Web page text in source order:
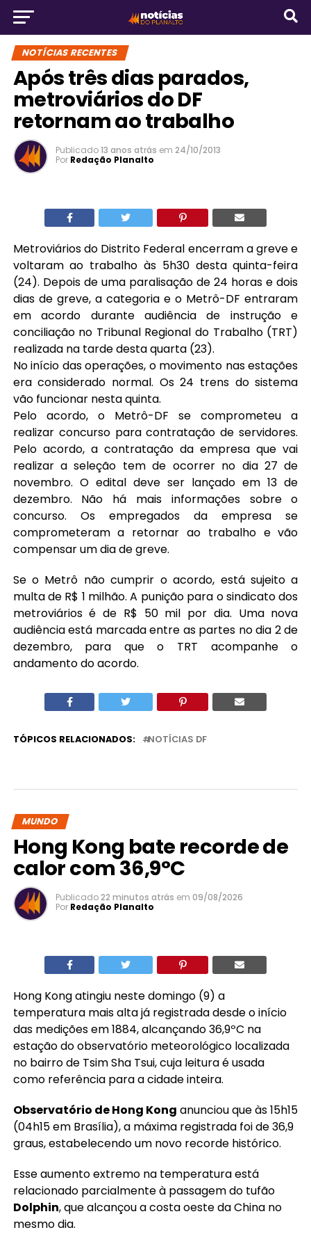
NOTÍCIAS RECENTES
Após três dias parados,
metroviários do DF
retornam ao trabalho
Publicado13 anos atrás em 24/10/2013
Por Redação Planalto
Metroviários do Distrito Federal encerram a greve e
voltaram ao trabalho às 5h30 desta quinta-feira
(24). Depois de uma paralisação de 24 horas e dois
dias de greve, a categoria e o Metrô-DF entraram
em acordo durante audiência de instrução e
conciliação no Tribunal Regional do Trabalho (TRT)
realizada na tarde desta quarta (23).
No início das operações, o movimento nas estações
era considerado normal. Os 24 trens do sistema
vão funcionar nesta quinta.
Pelo acordo, o Metrô-DF se comprometeu a
realizar concurso para contratação de servidores.
Pelo acordo, a contratação da empresa que vai
realizar a seleção tem de ocorrer no dia 27 de
novembro. O edital deve ser lançado em 13 de
dezembro. Não há mais informações sobre o
concurso. Os empregados da empresa se
comprometeram a retornar ao trabalho e vão
compensar um dia de greve.
Se o Metrô não cumprir o acordo, está sujeito a
multa de R$ 1 milhão. A punição para o sindicato dos
metroviários é de R$ 50 mil por dia. Uma nova
audiência está marcada entre as partes no dia 2 de
dezembro, para que o TRT acompanhe o
andamento do acordo.
TÓPICOS RELACIONADOS: NOTÍCIAS DF
MUNDO
Hong Kong bate recorde de
calor com 36,9°C
Publicado22 minutos atrás em 09/08/2026
Por Redação Planalto
Hong Kong atingiu neste domingo (9) a
temperatura mais alta já registrada desde o início
das medições em 1884, alcançando 36,9ºC na
estação do observatório meteorológico localizada
no bairro de Tsim Sha Tsui, cuja leitura é usada
como referência para a cidade inteira.
Observatório de Hong Kong anunciou que às 15h15
(04h15 em Brasília), a máxima registrada foi de 36,9
graus, estabelecendo um novo recorde histórico.
Esse aumento extremo na temperatura está
relacionado parcialmente à passagem do tufão
Dolphin, que alcançou a costa oeste da China no
mesmo dia.